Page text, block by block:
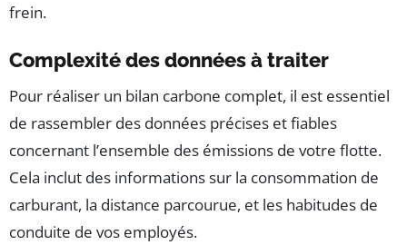
frein.
Complexité des données à traiter
Pour réaliser un bilan carbone complet, il est essentiel
de rassembler des données précises et fiables
concernant l’ensemble des émissions de votre flotte.
Cela inclut des informations sur la consommation de
carburant, la distance parcourue, et les habitudes de
conduite de vos employés.